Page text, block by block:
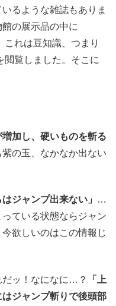
るような雑誌もありま
の展示品の中に
これは豆知識、つまり
閲覧しました。そこに
増加し、硬いものを斬る
の玉、なかなか出ない
ジャンプ出来ない」
…
ている状態ならジャン
欲しいのはこの情報じ
ッ！なになに…？
「上
ジャンプ斬りで後頭部